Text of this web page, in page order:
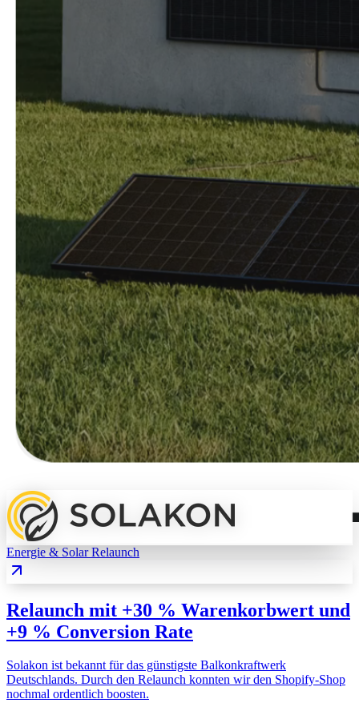
Energie & Solar Relaunch
Relaunch mit +30 % Warenkorbwert und
+9 % Conversion Rate
Solakon ist bekannt für das günstigste Balkonkraftwerk
Deutschlands. Durch den Relaunch konnten wir den Shopify-Shop
nochmal ordentlich boosten.